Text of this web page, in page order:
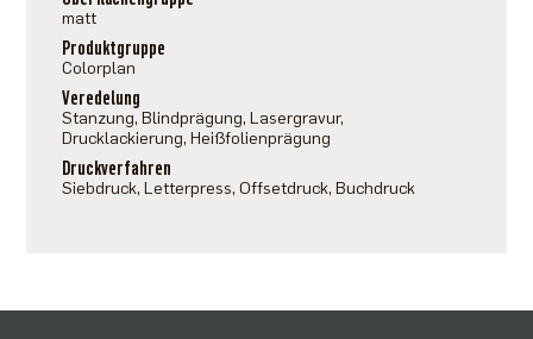
matt
Produktgruppe
Colorplan
Veredelung
Stanzung, Blindprägung, Lasergravur,
Drucklackierung, Heißfolienprägung
Druckverfahren
Siebdruck, Letterpress, Offsetdruck, Buchdruck